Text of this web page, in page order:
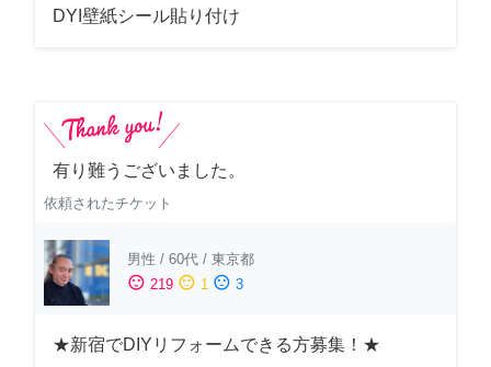
DYI壁紙シール貼り付け
有り難うございました。
依頼されたチケット
男性 / 60代 / 東京都
sentiment_satisfied 219 sentiment_neutral 1 sentiment_dissatisfied 3
★新宿でDIYリフォームできる方募集！★